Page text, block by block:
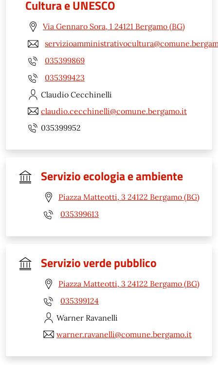
Cultura e UNESCO
Via Gennaro Sora, 1 24121 Bergamo (BG)
035399869
035399423
Claudio Cecchinelli
claudio.cecchinelli@comune.bergamo.it
035399952
Servizio ecologia e ambiente
Piazza Matteotti, 3 24122 Bergamo (BG)
035399613
Servizio verde pubblico
Piazza Matteotti, 3 24122 Bergamo (BG)
035399124
Warner Ravanelli
warner.ravanelli@comune.bergamo.it